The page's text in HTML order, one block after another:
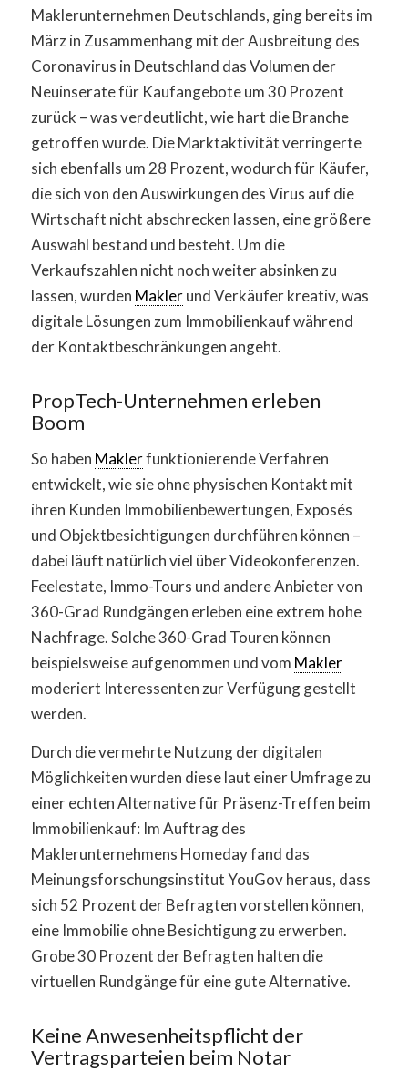
Maklerunternehmen Deutschlands, ging bereits im
März in Zusammenhang mit der Ausbreitung des
Coronavirus in Deutschland das Volumen der
Neuinserate für Kaufangebote um 30 Prozent
zurück – was verdeutlicht, wie hart die Branche
getroffen wurde. Die Marktaktivität verringerte
sich ebenfalls um 28 Prozent, wodurch für Käufer,
die sich von den Auswirkungen des Virus auf die
Wirtschaft nicht abschrecken lassen, eine größere
Auswahl bestand und besteht. Um die
Verkaufszahlen nicht noch weiter absinken zu
lassen, wurden Maklerund Verkäufer kreativ, was
digitale Lösungen zum Immobilienkauf während
der Kontaktbeschränkungen angeht.
PropTech-Unternehmen erleben
Boom
So haben Maklerfunktionierende Verfahren
entwickelt, wie sie ohne physischen Kontakt mit
ihren Kunden Immobilienbewertungen, Exposés
und Objektbesichtigungen durchführen können –
dabei läuft natürlich viel über Videokonferenzen.
Feelestate, Immo-Tours und andere Anbieter von
360-Grad Rundgängen erleben eine extrem hohe
Nachfrage. Solche 360-Grad Touren können
beispielsweise aufgenommen und vom Makler
moderiert Interessenten zur Verfügung gestellt
werden.
Durch die vermehrte Nutzung der digitalen
Möglichkeiten wurden diese laut einer Umfrage zu
einer echten Alternative für Präsenz-Treffen beim
Immobilienkauf: Im Auftrag des
Maklerunternehmens Homeday fand das
Meinungsforschungsinstitut YouGov heraus, dass
sich 52 Prozent der Befragten vorstellen können,
eine Immobilie ohne Besichtigung zu erwerben.
Grobe 30 Prozent der Befragten halten die
virtuellen Rundgänge für eine gute Alternative.
Keine Anwesenheitspflicht der
Vertragsparteien beim Notar